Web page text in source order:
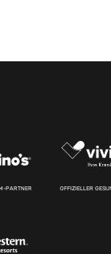
PARTNER OFFIZIELLER